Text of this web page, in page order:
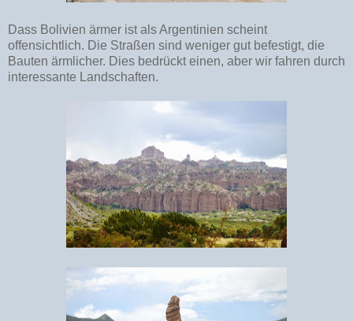
Dass Bolivien ärmer ist als Argentinien scheint
offensichtlich. Die Straßen sind weniger gut befestigt, die
Bauten ärmlicher. Dies bedrückt einen, aber wir fahren durch
interessante Landschaften.